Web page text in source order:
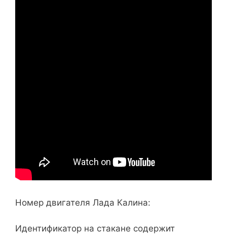
Номер двигателя Лада Калина:
Идентификатор на стакане содержит